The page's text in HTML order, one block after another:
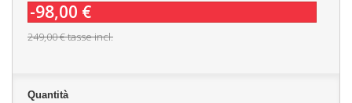
-98,00 €
249,00 €tasse incl.
Quantità